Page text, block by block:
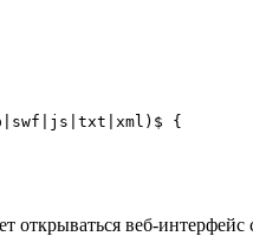
{
открываться веб-